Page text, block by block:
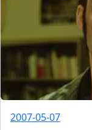
2007-05-07